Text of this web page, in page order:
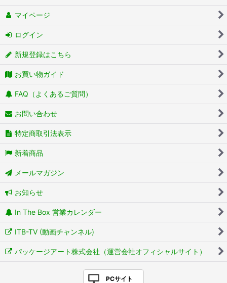
マイページ
ログイン
新規登録はこちら
お買い物ガイド
FAQ（よくあるご質問）
お問い合わせ
特定商取引法表示
新着商品
メールマガジン
お知らせ
In The Box 営業カレンダー
ITB-TV (動画チャンネル)
パッケージアート株式会社（運営会社オフィシャルサイト）
PCサイト